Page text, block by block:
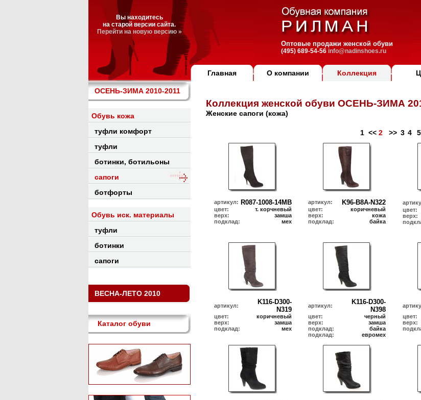
Вы находитесь
на старой версии сайта.
Перейти на новую версию »
Оптовые продажи женской обуви
(495) 689-54-56 info@nadinshoes.ru
Главная О компании Коллекция
ОСЕНЬ-ЗИМА 2010-2011
Обувь кожа
туфли комфорт
туфли
ботинки, ботильоны
сапоги
ботфорты
Обувь иск. материалы
туфли
ботинки
сапоги
ВЕСНА-ЛЕТО 2010
Каталог обуви
Коллекция женской обуви ОСЕНЬ-ЗИМА
Женские сапоги (кожа)
1 << 2 >> 3 4 5
артикул: R087-1008-14MB
цвет:
т. корчневый
верх:
замша
подклад:
мех
артикул: K96-B8A-N322
цвет:
коричневый
верх:
кожа
подклад:
байка
цвет:
верх:
артикул:
K116-D300-
N319
цвет:
коричневый
верх:
замша
подклад:
мех
артикул:
K116-D300-
N398
цвет:
черный
верх:
замша
подклад:
байка
подклад:
евромех
цвет:
верх: